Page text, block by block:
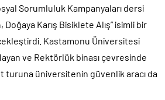
Sorumluluk Kampanyaları dersi
Doğaya Karış Bisiklete Alış” isimli bir
Kastamonu Üniversitesi
ve Rektörlük binası çevresinde
üniversitenin güvenlik aracı da